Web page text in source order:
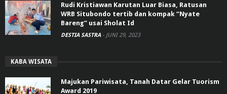
Rudi Kristiawan Karutan Luar Biasa, Ratusan
WRB Situbondo tertib dan kompak “Nyate
Bareng” usai Sholat Id
DESTIA SASTRA - JUNI 29, 2023
KABA WISATA
Majukan Pariwisata, Tanah Datar Gelar Tuorism
Award 2019